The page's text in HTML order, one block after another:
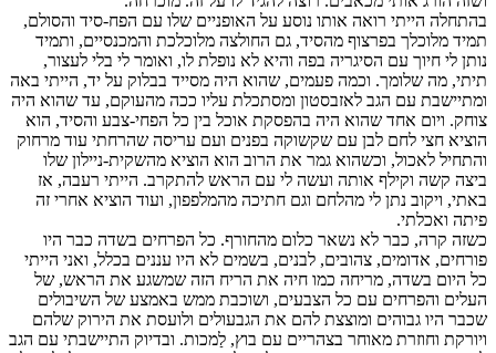
בהתחלה הייתי רואה אותו נוסע על האופניים שלו עם הפח-סיד והסולם,
תמיד מלוכלך בפרצוף מהסיד, גם החולצה מלוכלכת והמכנסיים, ותמיד
נותן לי חיוך עם הסיגריה בפה והיא לא נופלת לו, ואומר לי בלי לעצור,
תיתי, מה שלומך. וכמה פעמים, שהוא היה מסייד בבלוק על יד, הייתי באה
ומתיישבת עם הגב לאזבסטון ומסתכלת עליו ככה מהעוקם, עד שהוא היה
צוחק. ויום אחד שהוא היה בהפסקת אוכל בין כל הפחי-צבע והסיד, הוא
הוציא חצי לחם לבן עם שקשוקה בפנים ועם עריסה שהרחתי עוד מרחוק
והתחיל לאכול, וכשהוא גמר את הרוב הוא הוציא מהשקית-ניילון שלו
ביצה קשה וקילף אותה ועשה לי עם הראש להתקרב. הייתי רעבה, אז
באתי, ויקוב נתן לי מהלחם וגם חתיכה מהמלפפון, ועוד הוציא אחרי זה
פיתה ואכלתי.
כשזה קרה, כבר לא נשאר כלום מהחורף. כל הפרחים בשדה כבר היו
פורחים, אדומים, צהובים, לבנים, בשמים לא היו עננים בכלל, ואני הייתי
כל היום בשדה, מריחה כמו חיה את הריח הזה שמשגע את הראש, של
העלים והפרחים עם כל הצבעים, ושוכבת ממש באמצע של השיבולים
שכבר היו גבוהים ומוצצת להם את הגבעולים ולועסת את הירוק שלהם
ויורקת וחוזרת מאוחר בצהריים עם בוץ, לַמכות. ובדיוק התיישבתי עם הגב